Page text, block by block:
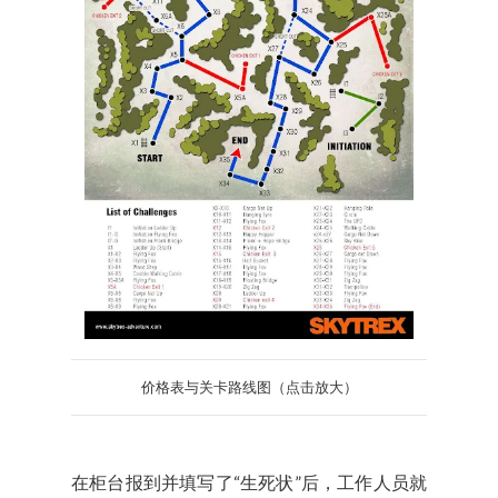
价格表与关卡路线图（点击放大）
在柜台报到并填写了“生死状”后，工作人员就